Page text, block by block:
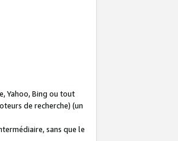
Yahoo, Bing ou tout
de recherche) (un
sans que le